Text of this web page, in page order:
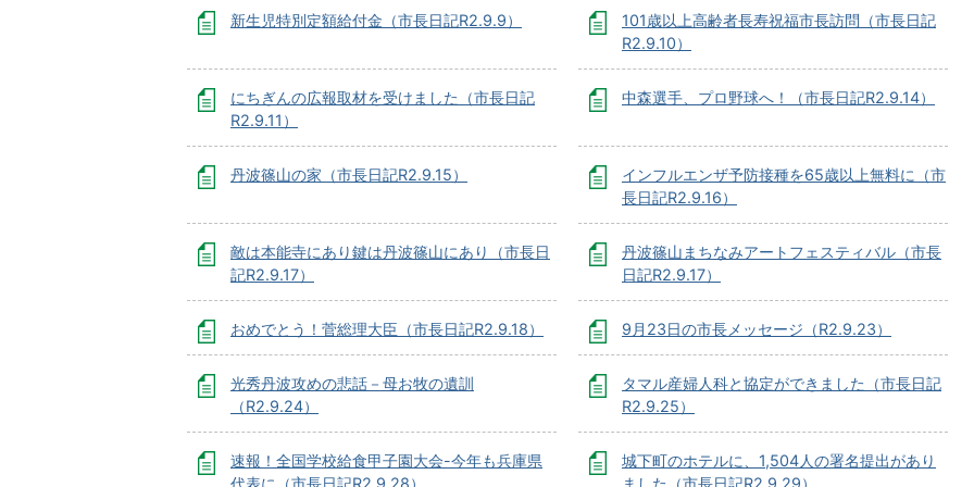
新生児特別定額給付金（市長日記R2.9.9）
101歳以上高齢者長寿祝福市長訪問（市長日記
R2.9.10）
にちぎんの広報取材を受けました（市長日記
R2.9.11）
中森選手、プロ野球へ！（市長日記R2.9.14）
丹波篠山の家（市長日記R2.9.15）
インフルエンザ予防接種を65歳以上無料に（市
長日記R2.9.16）
敵は本能寺にあり鍵は丹波篠山にあり（市長日
記R2.9.17）
丹波篠山まちなみアートフェスティバル（市長
日記R2.9.17）
おめでとう！菅総理大臣（市長日記R2.9.18） 9月23日の市長メッセージ（R2.9.23）
光秀丹波攻めの悲話－母お牧の遺訓
（R2.9.24）
タマル産婦人科と協定ができました（市長日記
R2.9.25）
速報！全国学校給食甲子園大会-今年も兵庫県
代表に（市長日記R2.9.28）
城下町のホテルに、1,504人の署名提出があり
ました（市長日記R2.9.29）